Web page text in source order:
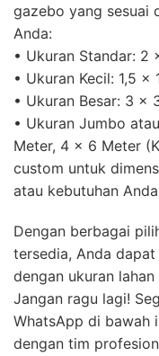
gazebo yang sesuai
Anda:
• Ukuran Standar: 2
• Ukuran Kecil: 1,5 x
• Ukuran Besar: 3 x
• Ukuran Jumbo
Meter, 4 x 6 Meter
custom untuk
atau kebutuhan
Dengan berbagai
tersedia, Anda
dengan ukuran
Jangan ragu lagi!
WhatsApp di bawah
dengan tim